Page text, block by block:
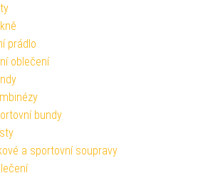
prádlo
oblečení
bundy
a sportovní soupravy